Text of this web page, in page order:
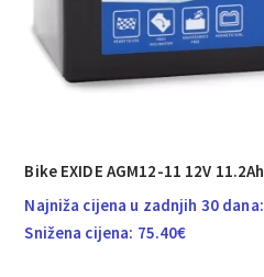
Bike EXIDE AGM12-11 12V 11.2Ah
Najniža cijena u zadnjih 30 dana:
Snižena cijena: 75.40€